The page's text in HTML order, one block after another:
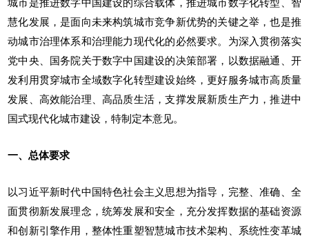
城市是推进数字中国建设的综合载体，推进城市数字化转型、智
慧化发展，是面向未来构筑城市竞争新优势的关键之举，也是推
动城市治理体系和治理能力现代化的必然要求。为深入贯彻落实
党中央、国务院关于数字中国建设的决策部署，以数据融通、开
发利用贯穿城市全域数字化转型建设始终，更好服务城市高质量
发展、高效能治理、高品质生活，支撑发展新质生产力，推进中
国式现代化城市建设，特制定本意见。
一、总体要求
以习近平新时代中国特色社会主义思想为指导，完整、准确、全
面贯彻新发展理念，统筹发展和安全，充分发挥数据的基础资源
和创新引擎作用，整体性重塑智慧城市技术架构、系统性变革城